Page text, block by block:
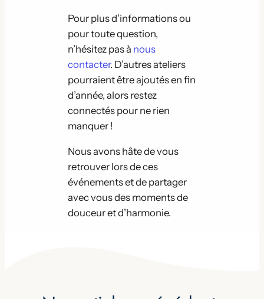
Pour plus d’informations ou
pour toute question,
n’hésitez pas à nous
contacter. D’autres ateliers
pourraient être ajoutés en fin
d’année, alors restez
connectés pour ne rien
manquer !
Nous avons hâte de vous
retrouver lors de ces
événements et de partager
avec vous des moments de
douceur et d’harmonie.